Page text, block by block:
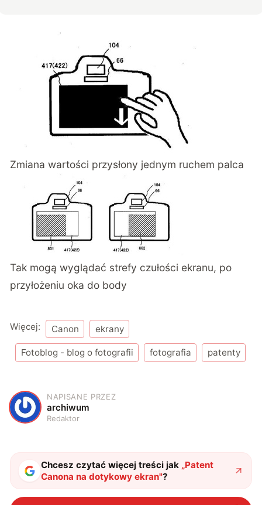
Zmiana wartości przysłony jednym ruchem palca
Tak mogą wyglądać strefy czułości ekranu, po
przyłożeniu oka do body
Więcej: Canon ekrany
Fotoblog - blog o fotografii fotografia patenty
A
NAPISANE PRZEZ
archiwum
Redaktor
Chcesz czytać więcej treści jak „Patent
Canona na dotykowy ekran"?